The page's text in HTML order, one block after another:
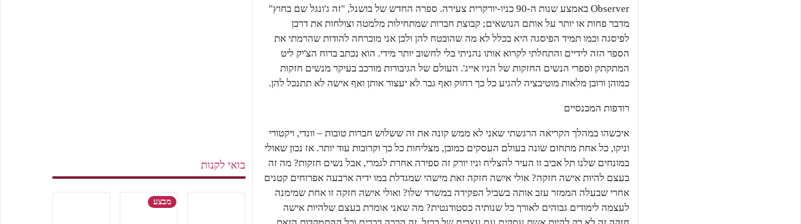
בואי לקנות
מבצע
Observer באמצע שנות ה-90 כניו-יורקרית צעירה. ספרה החדש של בושנל, "זה ג'ונגל שם בחוץ"
מדבר פחות או יותר על אותם הנושאים; קבוצת חברות שמתחילות מלמטה וצולחות את דרכן
לפיסגה וכמו תמיד הפיסגה היא בכלל לא מה שהובטח להן ולכן אני מוכרחה להודות שהרמתי את
הספר הזה לידיים והתחלתי לקרוא אותו נהניתי בלי לחשוב יותר מידי. הוא נכתב ברוח הצ'יק ליט
המתקתק וספרי הנשים החזקות של הניו אייג'. העולם של הגיבורות מורכב בעיקר מנשים חזקות
כמוהן ורובן מלאות מוטיבציה להגיע כל כך רחוק ואף גבר לא יעצור אותן ואף אישה לא תתנכל להן.
רודפות המכנסיים
איכשהו במהלך הקריאה הרגשתי שאני לא ממש קונה את זה ששלוש חברות טובות – וונדי, ויקטורי
וניקו, כל אחת מתחום שונה בעולם העסקים כמובן, מצליחות כל כך וקרובות עוד יותר. אז נכון שאולי
במונחים שלנו תל אביב זו העיר להצליח וניו יורק זה ספירה אחרת לגמרי, אבל נשים חזקות? מה זה
בעצם להיות אישה חזקה? אולי אישה חזקה זאת מישהי שמגדלת במו ידיה ארבעה אפרוחים קטנים
אחרי שבעלה הממזר עזב אותה בשביל הפקידה במשרד שלו? ואולי אישה חזקה זו אחת שמימנה
לעצמה לימודים גבוהים לאורך כל שנותיה כסטודנטית? מה שאני אומרת בעצם שלהיות אישה